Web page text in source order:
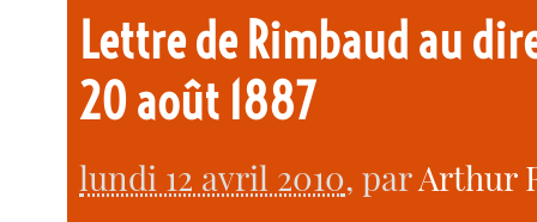
Lettre de Rimbaud au
20 août 1887
lundi 12 avril 2010, parArthur